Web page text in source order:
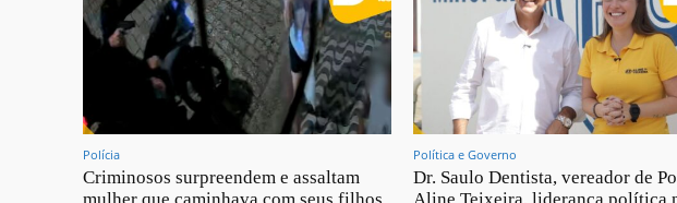
Polícia
Criminosos surpreendem e assaltam
Política e Governo
Dr. Saulo Dentista, vereador de